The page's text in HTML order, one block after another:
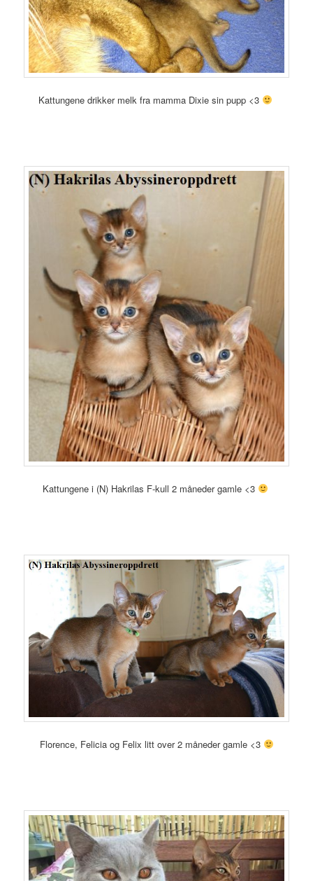
Kattungene drikker melk fra mamma Dixie sin pupp <3
Kattungene i (N) Hakrilas F-kull 2 måneder gamle <3
Florence, Felicia og Felix litt over 2 måneder gamle <3